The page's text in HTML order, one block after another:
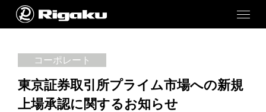
コーポレート
東京証券取引所プライム市場への新規
上場承認に関するお知らせ